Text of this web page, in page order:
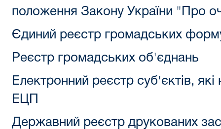
положення Закону України "Про
Єдиний реєстр громадських
Реєстр громадських об'єднань
Електронний реєстр суб'єктів,
ЕЦП
Державний реєстр друкованих